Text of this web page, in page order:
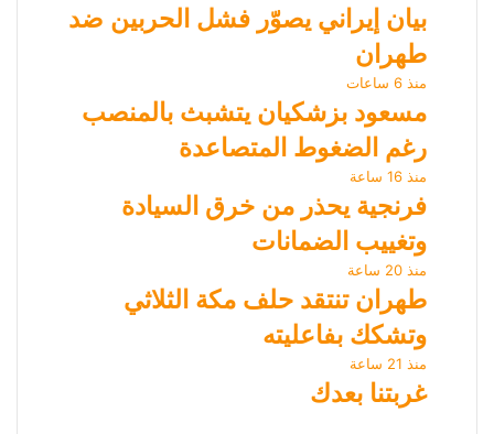
بيان إيراني يصوّر فشل الحربين ضد
طهران
منذ 6 ساعات
مسعود بزشكيان يتشبث بالمنصب
رغم الضغوط المتصاعدة
منذ 16 ساعة
فرنجية يحذر من خرق السيادة
وتغييب الضمانات
منذ 20 ساعة
طهران تنتقد حلف مكة الثلاثي
وتشكك بفاعليته
منذ 21 ساعة
غربتنا بعدك